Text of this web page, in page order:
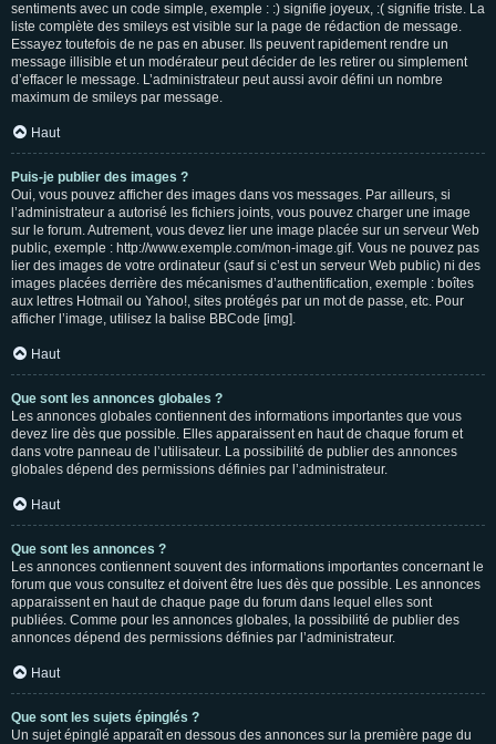
sentiments avec un code simple, exemple : :) signifie joyeux, :( signifie triste. La
liste complète des smileys est visible sur la page de rédaction de message.
Essayez toutefois de ne pas en abuser. Ils peuvent rapidement rendre un
message illisible et un modérateur peut décider de les retirer ou simplement
d’effacer le message. L’administrateur peut aussi avoir défini un nombre
maximum de smileys par message.
Haut
Puis-je publier des images ?
Oui, vous pouvez afficher des images dans vos messages. Par ailleurs, si
l’administrateur a autorisé les fichiers joints, vous pouvez charger une image
sur le forum. Autrement, vous devez lier une image placée sur un serveur Web
public, exemple : http://www.exemple.com/mon-image.gif. Vous ne pouvez pas
lier des images de votre ordinateur (sauf si c’est un serveur Web public) ni des
images placées derrière des mécanismes d’authentification, exemple : boîtes
aux lettres Hotmail ou Yahoo!, sites protégés par un mot de passe, etc. Pour
afficher l’image, utilisez la balise BBCode [img].
Haut
Que sont les annonces globales ?
Les annonces globales contiennent des informations importantes que vous
devez lire dès que possible. Elles apparaissent en haut de chaque forum et
dans votre panneau de l’utilisateur. La possibilité de publier des annonces
globales dépend des permissions définies par l’administrateur.
Haut
Que sont les annonces ?
Les annonces contiennent souvent des informations importantes concernant le
forum que vous consultez et doivent être lues dès que possible. Les annonces
apparaissent en haut de chaque page du forum dans lequel elles sont
publiées. Comme pour les annonces globales, la possibilité de publier des
annonces dépend des permissions définies par l’administrateur.
Haut
Que sont les sujets épinglés ?
Un sujet épinglé apparaît en dessous des annonces sur la première page du